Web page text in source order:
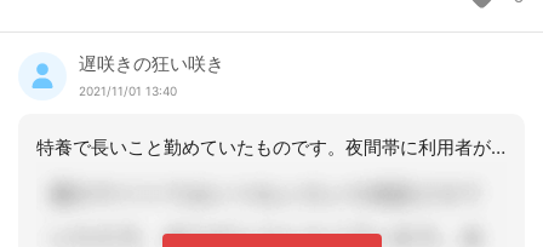
遅咲きの狂い咲き
2021/11/01 13:40
特養で長いこと勤めていたものです。夜間帯に利用者がなくなっているケースはいくらで